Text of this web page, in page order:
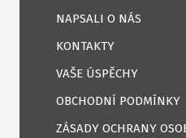
NAPSALI O NÁS
KONTAKTY
VAŠE ÚSPĚCHY
OBCHODNÍ PODMÍNKY
ZÁSADY OCHRANY